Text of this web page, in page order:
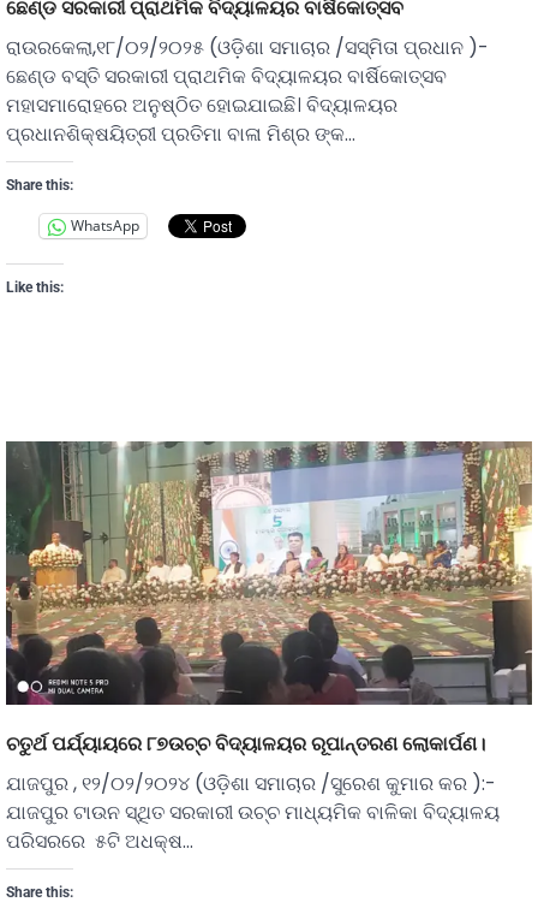
ଛେଣ୍ଡ ସରକାରୀ ପ୍ରାଥମିକ ବିଦ୍ୟାଳୟର ବାର୍ଷିକୋତ୍ସବ
ରାଉରକେଲା,୧୮/୦୨/୨୦୨୫ (ଓଡ଼ିଶା ସମାଚାର /ସସ୍ମିତା ପ୍ରଧାନ )-
ଛେଣ୍ଡ ବସ୍ତି ସରକାରୀ ପ୍ରାଥମିକ ବିଦ୍ୟାଳୟର ବାର୍ଷିକୋତ୍ସବ
ମହାସମାରୋହରେ ଅନୁଷ୍ଠିତ ହୋଇଯାଇଛି। ବିଦ୍ୟାଳୟର
ପ୍ରଧାନଶିକ୍ଷୟିତ୍ରୀ ପ୍ରତିମା ବାଳା ମିଶ୍ର ଙ୍କ…
Share this:
WhatsApp
Like this:
ଚତୁର୍ଥ ପର୍ଯ୍ୟାୟରେ ୮୭ଉଚ୍ଚ ବିଦ୍ୟାଳୟର ରୂପାନ୍ତରଣ ଲୋକାର୍ପଣ।
ଯାଜପୁର , ୧୨/୦୨/୨୦୨୪ (ଓଡ଼ିଶା ସମାଚାର /ସୁରେଶ କୁମାର କର ):-
ଯାଜପୁର ଟାଉନ ସ୍ଥିତ ସରକାରୀ ଉଚ୍ଚ ମାଧ୍ୟମିକ ବାଳିକା ବିଦ୍ୟାଳୟ
ପରିସରରେ ୫ଟି ଅଧକ୍ଷ…
Share this: